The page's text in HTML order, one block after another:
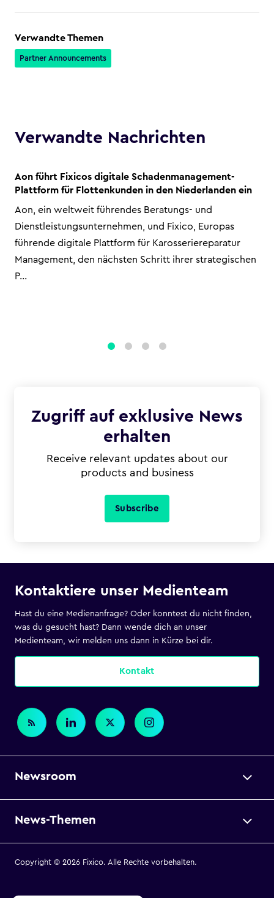
Verwandte Themen
Partner Announcements
Verwandte Nachrichten
Aon führt Fixicos digitale Schadenmanagement-
Plattform für Flottenkunden in den Niederlanden ein
Aon, ein weltweit führendes Beratungs- und
Dienstleistungsunternehmen, und Fixico, Europas
führende digitale Plattform für Karosseriereparatur
Management, den nächsten Schritt ihrer strategischen
P...
Zugriff auf exklusive News
erhalten
Receive relevant updates about our
products and business
Subscribe
Kontaktiere unser Medienteam
Hast du eine Medienanfrage? Oder konntest du nicht finden,
was du gesucht hast? Dann wende dich an unser
Medienteam, wir melden uns dann in Kürze bei dir.
Kontakt
Newsroom
News-Themen
Copyright © 2026 Fixico. Alle Rechte vorbehalten.